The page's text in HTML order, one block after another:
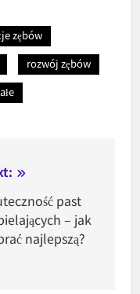
zębów
rozwój zębów
past
– jak
najlepszą?